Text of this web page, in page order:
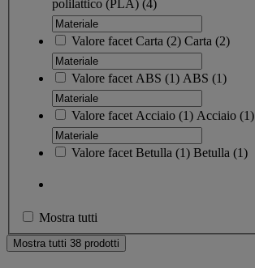
polilattico (PLA) (4)
Valore facet Carta (2) Carta (2)
Valore facet ABS (1) ABS (1)
Valore facet Acciaio (1) Acciaio (1)
Valore facet Betulla (1) Betulla (1)
Mostra tutti
Mostra tutti 38 prodotti